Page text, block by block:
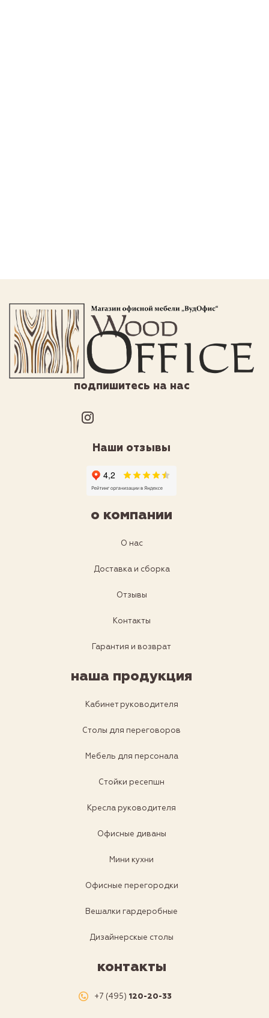
подпишитесь на нас
Наши отзывы
о компании
О нас
Доставка и сборка
Отзывы
Контакты
Гарантия и возврат
наша продукция
Кабинет руководителя
Столы для переговоров
Мебель для персонала
Стойки ресепшн
Кресла руководителя
Офисные диваны
Мини кухни
Офисные перегородки
Вешалки гардеробные
Дизайнерскые столы
контакты
+7 (495) 120-20-33